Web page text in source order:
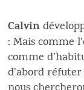
Calvin
: Mais comme
comme
d’abord